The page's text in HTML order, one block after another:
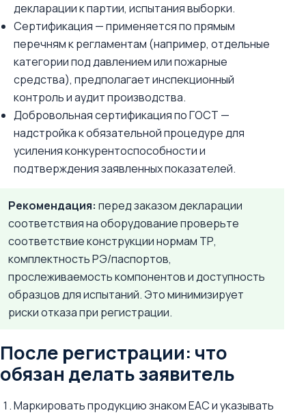
декларации к партии, испытания выборки.
Сертификация — применяется по прямым
перечням к регламентам (например, отдельные
категории под давлением или пожарные
средства), предполагает инспекционный
контроль и аудит производства.
Добровольная сертификация по ГОСТ —
надстройка к обязательной процедуре для
усиления конкурентоспособности и
подтверждения заявленных показателей.
Рекомендация: перед заказом декларации
соответствия на оборудование проверьте
соответствие конструкции нормам ТР,
комплектность РЭ/паспортов,
прослеживаемость компонентов и доступность
образцов для испытаний. Это минимизирует
риски отказа при регистрации.
После регистрации: что
обязан делать заявитель
Маркировать продукцию знаком EAC и указывать